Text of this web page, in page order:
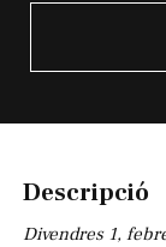
Descripció
Divendres 1,